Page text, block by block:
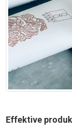
Effektive